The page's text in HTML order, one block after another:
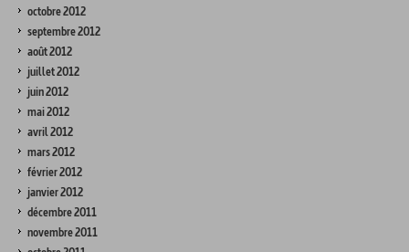
octobre 2012
septembre 2012
août 2012
juillet 2012
juin 2012
mai 2012
avril 2012
mars 2012
février 2012
janvier 2012
décembre 2011
novembre 2011